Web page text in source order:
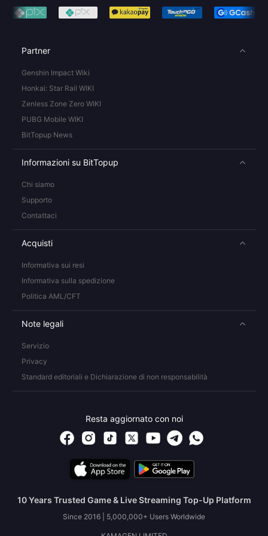
Partner
Genshin Impact Wiki
Honkai: Star Rail WIKI
Zenless Zone Zero WIKI
PUBG Mobile WIKI
BitTopup News
Informazioni su BitTopup
Chi siamo
Supporto
Contattaci
Acquisti
Informativa sui resi
Informativa sulla spedizione
Politica AML/CFT
Note legali
Servizio
Privacy
Standard editoriali e Dichiarazione di non responsabilità
Resta aggiornato con noi
10 Years Trusted Game & Live Streaming Top-Up Platform
Since 2016 | 5,000,000+ Users Worldwide